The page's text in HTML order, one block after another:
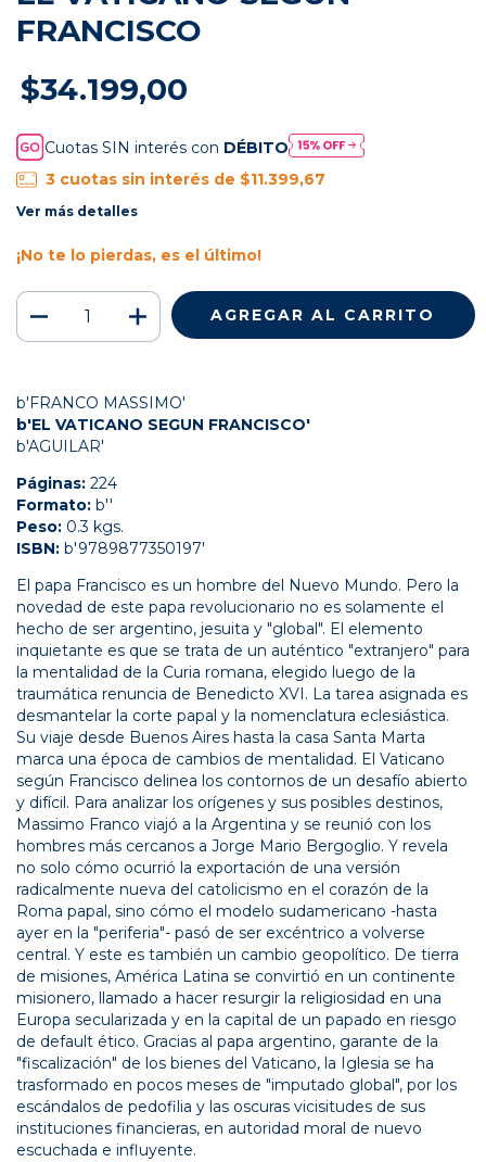
FRANCISCO
$34.199,00
Cuotas SIN interés con DÉBITO
3 cuotas sin interés de $11.399,67
Ver más detalles
¡No te lo pierdas, es el último!
b'FRANCO MASSIMO'
b'EL VATICANO SEGUN FRANCISCO'
b'AGUILAR'
Páginas: 224
Formato: b''
Peso: 0.3 kgs.
ISBN: b'9789877350197'
El papa Francisco es un hombre del Nuevo Mundo. Pero la
novedad de este papa revolucionario no es solamente el
hecho de ser argentino, jesuita y "global". El elemento
inquietante es que se trata de un auténtico "extranjero" para
la mentalidad de la Curia romana, elegido luego de la
traumática renuncia de Benedicto XVI. La tarea asignada es
desmantelar la corte papal y la nomenclatura eclesiástica.
Su viaje desde Buenos Aires hasta la casa Santa Marta
marca una época de cambios de mentalidad. El Vaticano
según Francisco delinea los contornos de un desafío abierto
y difícil. Para analizar los orígenes y sus posibles destinos,
Massimo Franco viajó a la Argentina y se reunió con los
hombres más cercanos a Jorge Mario Bergoglio. Y revela
no solo cómo ocurrió la exportación de una versión
radicalmente nueva del catolicismo en el corazón de la
Roma papal, sino cómo el modelo sudamericano -hasta
ayer en la "periferia"- pasó de ser excéntrico a volverse
central. Y este es también un cambio geopolítico. De tierra
de misiones, América Latina se convirtió en un continente
misionero, llamado a hacer resurgir la religiosidad en una
Europa secularizada y en la capital de un papado en riesgo
de default ético. Gracias al papa argentino, garante de la
"fiscalización" de los bienes del Vaticano, la Iglesia se ha
trasformado en pocos meses de "imputado global", por los
escándalos de pedofilia y las oscuras vicisitudes de sus
instituciones financieras, en autoridad moral de nuevo
escuchada e influyente.